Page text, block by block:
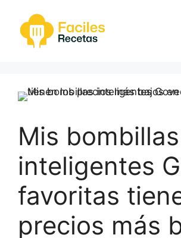
contenido
Mis bombillas
inteligentes
favoritas
precios más